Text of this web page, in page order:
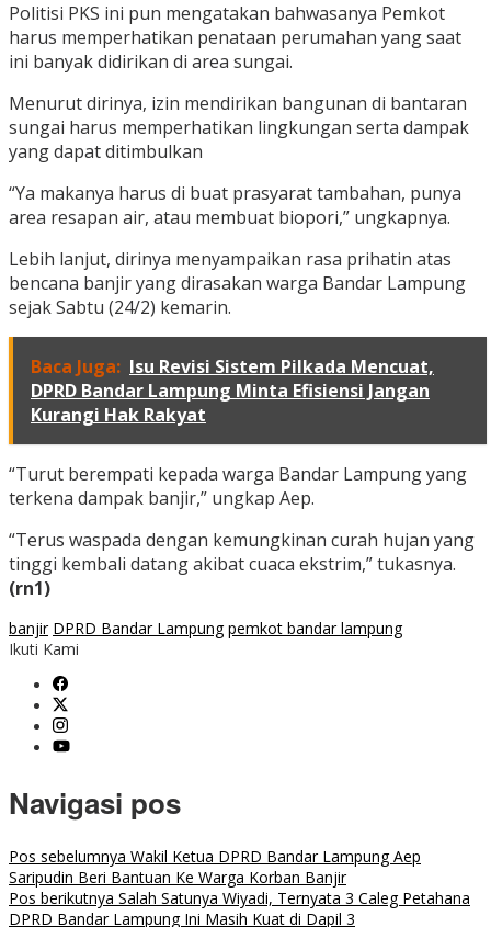
Politisi PKS ini pun mengatakan bahwasanya Pemkot
harus memperhatikan penataan perumahan yang saat
ini banyak didirikan di area sungai.
Menurut dirinya, izin mendirikan bangunan di bantaran
sungai harus memperhatikan lingkungan serta dampak
yang dapat ditimbulkan
“Ya makanya harus di buat prasyarat tambahan, punya
area resapan air, atau membuat biopori,” ungkapnya.
Lebih lanjut, dirinya menyampaikan rasa prihatin atas
bencana banjir yang dirasakan warga Bandar Lampung
sejak Sabtu (24/2) kemarin.
Baca Juga: Isu Revisi Sistem Pilkada Mencuat,
DPRD Bandar Lampung Minta Efisiensi Jangan
Kurangi Hak Rakyat
“Turut berempati kepada warga Bandar Lampung yang
terkena dampak banjir,” ungkap Aep.
“Terus waspada dengan kemungkinan curah hujan yang
tinggi kembali datang akibat cuaca ekstrim,” tukasnya.
(rn1)
banjir DPRD Bandar Lampung pemkot bandar lampung
Ikuti Kami
Navigasi pos
Pos sebelumnya Wakil Ketua DPRD Bandar Lampung Aep
Saripudin Beri Bantuan Ke Warga Korban Banjir
Pos berikutnya Salah Satunya Wiyadi, Ternyata 3 Caleg Petahana
DPRD Bandar Lampung Ini Masih Kuat di Dapil 3